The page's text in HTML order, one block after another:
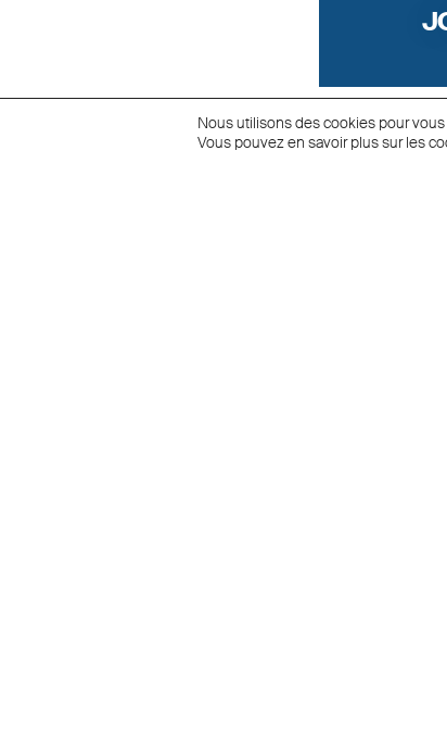
Nous utilisons des cookies pour
Vous pouvez en savoir plus sur les